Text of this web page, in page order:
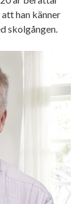
han känner
skolgången.